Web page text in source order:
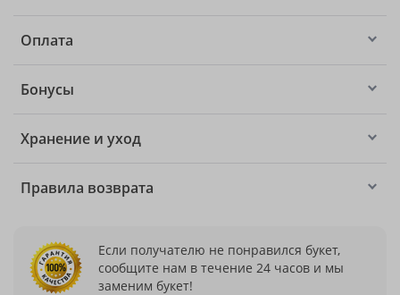
Оплата
Бонусы
Хранение и уход
Правила возврата
Если получателю не понравился букет,
сообщите нам в течение 24 часов и мы
заменим букет!